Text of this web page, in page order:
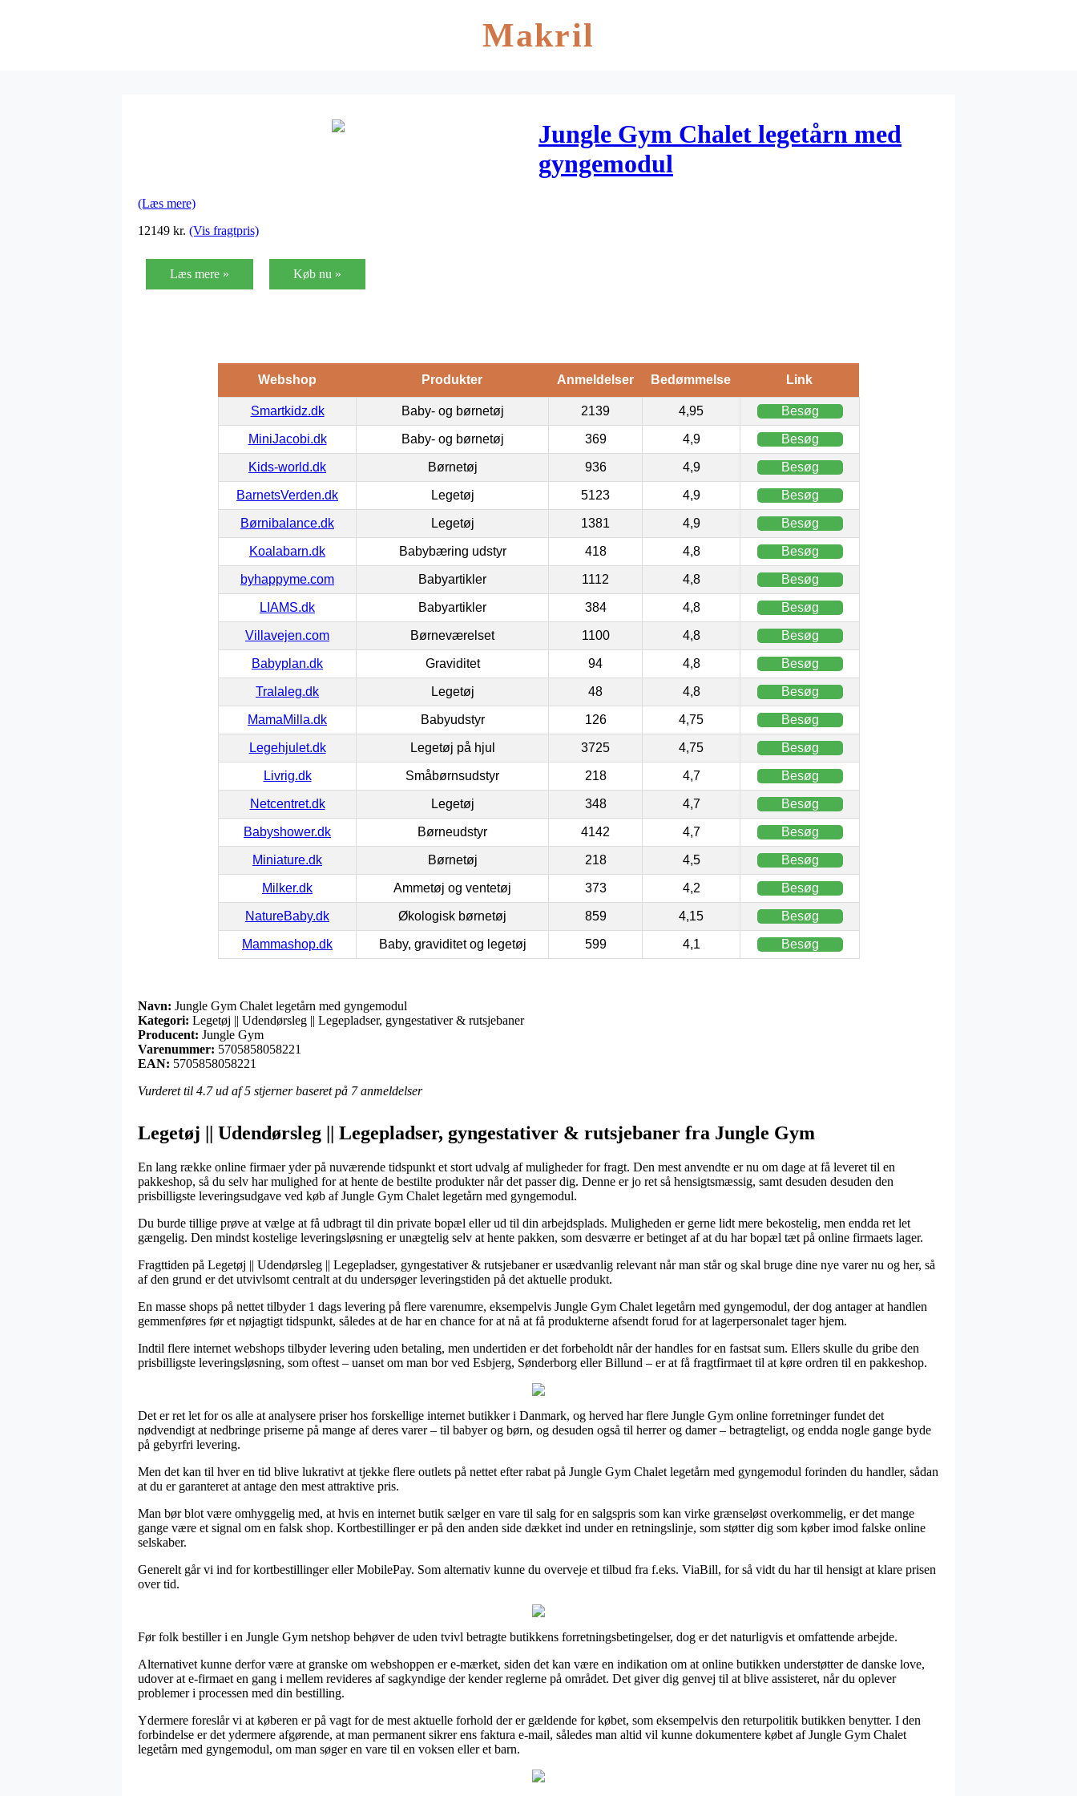
Makril
Jungle Gym Chalet legetårn med
gyngemodul
(Læs mere)
12149 kr. (Vis fragtpris)
Læs mere » Køb nu »
Webshop Produkter Anmeldelser Bedømmelse Link
Smartkidz.dk Baby- og børnetøj 2139 4,95 Besøg
MiniJacobi.dk Baby- og børnetøj 369 4,9 Besøg
Kids-world.dk Børnetøj 936 4,9 Besøg
BarnetsVerden.dk Legetøj 5123 4,9 Besøg
Børnibalance.dk Legetøj 1381 4,9 Besøg
Koalabarn.dk Babybæring udstyr 418 4,8 Besøg
byhappyme.com Babyartikler 1112 4,8 Besøg
LIAMS.dk Babyartikler 384 4,8 Besøg
Villavejen.com Børneværelset 1100 4,8 Besøg
Babyplan.dk Graviditet 94 4,8 Besøg
Tralaleg.dk Legetøj 48 4,8 Besøg
MamaMilla.dk Babyudstyr 126 4,75 Besøg
Legehjulet.dk Legetøj på hjul 3725 4,75 Besøg
Livrig.dk Småbørnsudstyr 218 4,7 Besøg
Netcentret.dk Legetøj 348 4,7 Besøg
Babyshower.dk Børneudstyr 4142 4,7 Besøg
Miniature.dk Børnetøj 218 4,5 Besøg
Milker.dk Ammetøj og ventetøj 373 4,2 Besøg
NatureBaby.dk Økologisk børnetøj 859 4,15 Besøg
Mammashop.dk Baby, graviditet og legetøj 599 4,1 Besøg
Navn: Jungle Gym Chalet legetårn med gyngemodul
Kategori: Legetøj || Udendørsleg || Legepladser, gyngestativer & rutsjebaner
Producent: Jungle Gym
Varenummer: 5705858058221
EAN: 5705858058221
Vurderet til 4.7ud af 5 stjerner baseret på 7anmeldelser
Legetøj || Udendørsleg || Legepladser, gyngestativer & rutsjebaner fra Jungle Gym
En lang række online firmaer yder på nuværende tidspunkt et stort udvalg af muligheder for fragt. Den mest anvendte er nu om dage at få leveret til en
pakkeshop, så du selv har mulighed for at hente de bestilte produkter når det passer dig. Denne er jo ret så hensigtsmæssig, samt desuden desuden den
prisbilligste leveringsudgave ved køb af Jungle Gym Chalet legetårn med gyngemodul.
Du burde tillige prøve at vælge at få udbragt til din private bopæl eller ud til din arbejdsplads. Muligheden er gerne lidt mere bekostelig, men endda ret let
gængelig. Den mindst kostelige leveringsløsning er unægtelig selv at hente pakken, som desværre er betinget af at du har bopæl tæt på online firmaets lager.
Fragttiden på Legetøj || Udendørsleg || Legepladser, gyngestativer & rutsjebaner er usædvanlig relevant når man står og skal bruge dine nye varer nu og her, så
af den grund er det utvivlsomt centralt at du undersøger leveringstiden på det aktuelle produkt.
En masse shops på nettet tilbyder 1 dags levering på flere varenumre, eksempelvis Jungle Gym Chalet legetårn med gyngemodul, der dog antager at handlen
gemmenføres før et nøjagtigt tidspunkt, således at de har en chance for at nå at få produkterne afsendt forud for at lagerpersonalet tager hjem.
Indtil flere internet webshops tilbyder levering uden betaling, men undertiden er det forbeholdt når der handles for en fastsat sum. Ellers skulle du gribe den
prisbilligste leveringsløsning, som oftest – uanset om man bor ved Esbjerg, Sønderborg eller Billund – er at få fragtfirmaet til at køre ordren til en pakkeshop.
Det er ret let for os alle at analysere priser hos forskellige internet butikker i Danmark, og herved har flere Jungle Gym online forretninger fundet det
nødvendigt at nedbringe priserne på mange af deres varer – til babyer og børn, og desuden også til herrer og damer – betragteligt, og endda nogle gange byde
på gebyrfri levering.
Men det kan til hver en tid blive lukrativt at tjekke flere outlets på nettet efter rabat på Jungle Gym Chalet legetårn med gyngemodul forinden du handler, sådan
at du er garanteret at antage den mest attraktive pris.
Man bør blot være omhyggelig med, at hvis en internet butik sælger en vare til salg for en salgspris som kan virke grænseløst overkommelig, er det mange
gange være et signal om en falsk shop. Kortbestillinger er på den anden side dækket ind under en retningslinje, som støtter dig som køber imod falske online
selskaber.
Generelt går vi ind for kortbestillinger eller MobilePay. Som alternativ kunne du overveje et tilbud fra f.eks. ViaBill, for så vidt du har til hensigt at klare prisen
over tid.
Før folk bestiller i en Jungle Gym netshop behøver de uden tvivl betragte butikkens forretningsbetingelser, dog er det naturligvis et omfattende arbejde.
Alternativet kunne derfor være at granske om webshoppen er e-mærket, siden det kan være en indikation om at online butikken understøtter de danske love,
udover at e-firmaet en gang i mellem revideres af sagkyndige der kender reglerne på området. Det giver dig genvej til at blive assisteret, når du oplever
problemer i processen med din bestilling.
Ydermere foreslår vi at køberen er på vagt for de mest aktuelle forhold der er gældende for købet, som eksempelvis den returpolitik butikken benytter. I den
forbindelse er det ydermere afgørende, at man permanent sikrer ens faktura e-mail, således man altid vil kunne dokumentere købet af Jungle Gym Chalet
legetårn med gyngemodul, om man søger en vare til en voksen eller et barn.